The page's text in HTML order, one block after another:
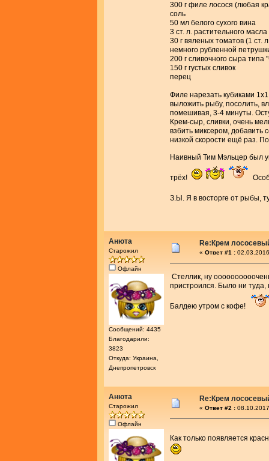
300 г филе лосося (любая
соль
50 мл белого сухого вина
3 ст. л. растительного масла
30 г вяленых томатов (1 ст.
немного рубленной
200 г сливочного сыра
150 г густых сливок
перец
Филе нарезать кубиками
выложить рыбу, посолить,
помешивая, 3-4 минуты.
Крем-сыр, сливки, очень
взбить миксером, добавить
низкой скорости ещё раз.
Наивный Тим Мэльцер был
трёх!
З.Ы. Я в восторге от рыбы,
Анюта
Старожил
Офлайн
Сообщений: 4435
Благодарили:
3823
Откуда: Украина,
Днепропетровск
Re:Крем
« Ответ #1 :
Стеллик, ну
пристроился. Было ни туда,
Балдею утром с кофе!
Анюта
Старожил
Офлайн
Re:Крем
« Ответ #2 :
Как только появляется